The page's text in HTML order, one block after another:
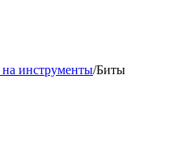
инструменты/Биты